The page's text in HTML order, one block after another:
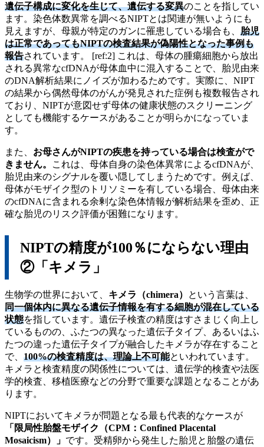
遺伝子構成に変化を生じて、遺伝する変異のことを指してい
ます。染色体数異常を調べるNIPTとは関連が無いようにも
見えますが、母親が特定のガンに罹患している場合も、 胎児
は正常であってもNIPTの検査結果が偽陽性となった事例も
報告されています。 [ref:2] これは、母体の腫瘍細胞から放出
される異常なcfDNAが母体血中に混入することで、胎児由来
のDNA解析結果にノイズが加わるためです。実際に、NIPT
の結果から偶然母体のがんが発見された症例も複数報告され
ており、NIPTが意図せず母体の健康状態のスクリーニング
としても機能するケースがあることが明らかになっていま
す。
また、 お母さんがNIPTの疾患を持っている場合は検査がで
きません。
これは、母体自身の染色体異常によるcfDNAが、
胎児由来のシグナルを覆い隠してしまうためです。例えば、
母体がモザイク型のトリソミーを有している場合、母体由来
のcfDNAに含まれる余剰な染色体情報が解析結果を歪め、正
確な胎児のリスク評価が困難になります。
NIPTの精度が100％にならない理由
②「キメラ」
生物学の世界において、 キメラ（chimera）
という言葉は、
同一個体内に異なる遺伝子情報を有する細胞が混在している
状態を指しています。遺伝子検査の精度はすさまじく向上し
ているものの、ふたつの異なった遺伝子タイプ、あるいはふ
たつの違った遺伝子タイプが融合したキメラが存在すること
で、 100%の検査精度は、理論上不可能といわれています。
キメラと検査精度の関係性については、遺伝学的検査や法医
学的検査、移植医療などの分野で重要な課題となることがあ
ります。
NIPTにおいてキメラが問題となる最も代表的なケースが
「限局性胎盤モザイク（CPM：Confined Placental
Mosaicism）」 です。受精卵から発生した胎児と胎盤の遺伝